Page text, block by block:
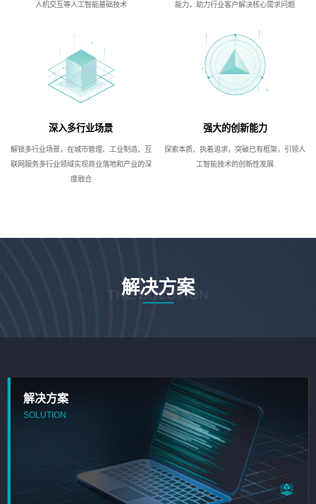
人机交互等人工智能基础技术
能力，助力行业客户解决核心需求问题
深入多行业场景
解锁多行业场景，在城市管理、工业制造、互
联网服务多行业领域实现商业落地和产业的深
度融合
强大的创新能力
探索本质、执着追求，突破已有框架，引领人
工智能技术的创新性发展
解决方案
THE SOLUTION
解决方案
SOLUTION